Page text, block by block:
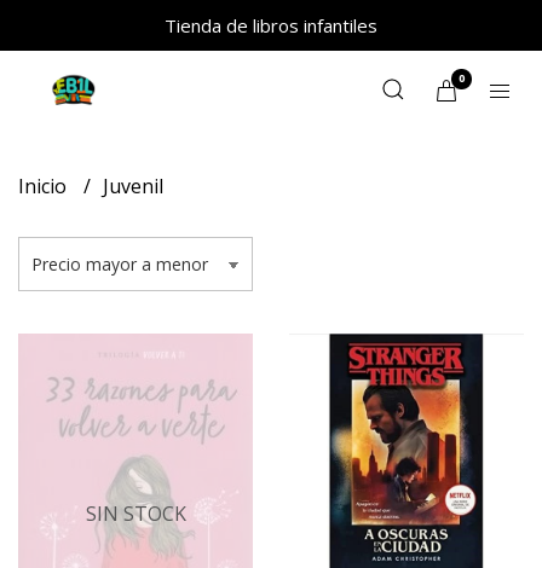
Tienda de libros infantiles
0
Inicio Juvenil
SIN STOCK